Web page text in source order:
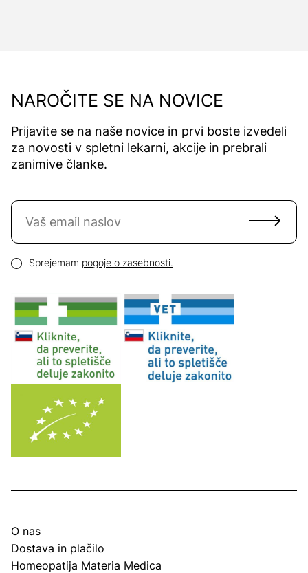
NAROČITE SE NA NOVICE
Prijavite se na naše novice in prvi boste izvedeli
za novosti v spletni lekarni, akcije in prebrali
zanimive članke.
Naročite se na novice
Pogoji zasebnosti
Sprejemam pogoje o zasebnosti.
O nas
Dostava in plačilo
Homeopatija Materia Medica